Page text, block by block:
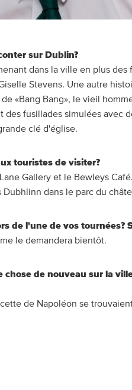
sur Dublin?
dans la ville en plus des
Stevens. Une autre
«Bang Bang», le vieil
fusillades simulées avec
clé d'église.
touristes de visiter?
Gallery et le Bewleys
dans le parc du
de l'une de vos tournées?
le demandera bientôt.
de nouveau sur la
de Napoléon se